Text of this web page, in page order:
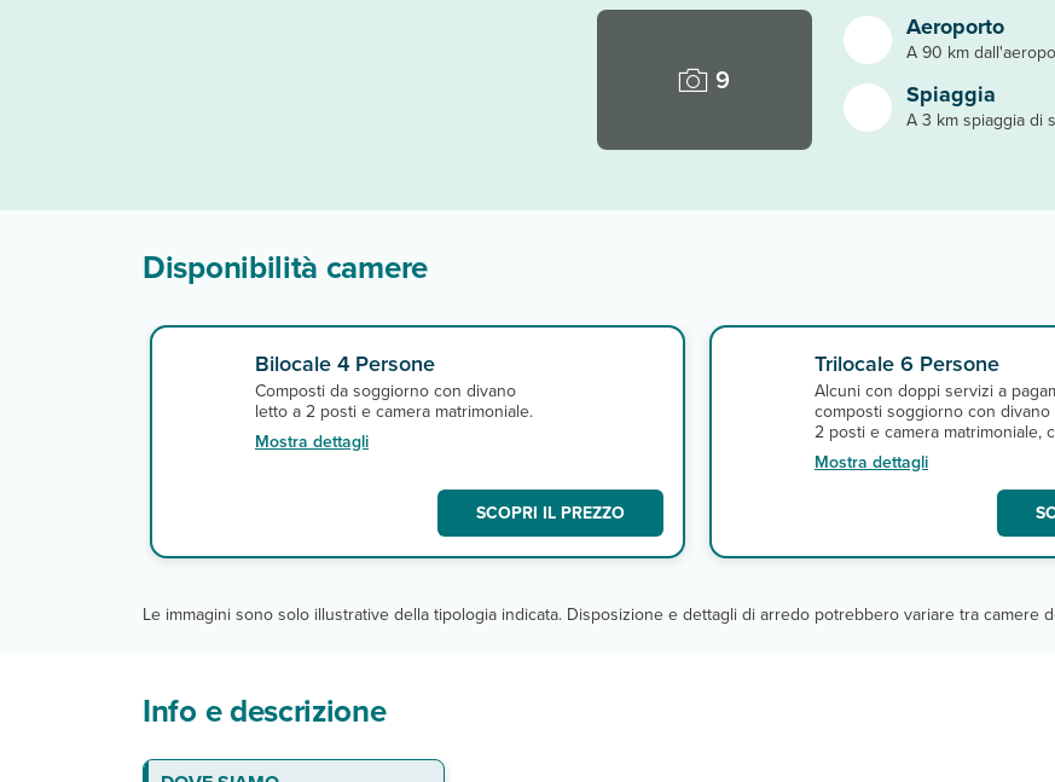
9
Aeroporto
A 90 km
Spiaggia
A 3 km spiaggia di
Disponibilità camere
Bilocale 4 Persone
Composti da soggiorno con divano
letto a 2 posti e camera matrimoniale.
Mostra dettagli
SCOPRI IL PREZZO
Trilocale 6 Persone
Alcuni con doppi servizi a
composti soggiorno con divano
2 posti e camera matrimoniale,
supplementare con divano letto
posti.
Mostra dettagli
Le immagini sono solo illustrative della tipologia indicata. Disposizione e dettagli di arredo potrebbero variare tra camere
Info e descrizione